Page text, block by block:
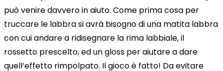
può venire davvero in aiuto. Come prima cosa per
truccare le labbra si avrà bisogno di una matita labbra
con cui andare a ridisegnare la rima labbiale, il
rossetto prescelto, ed un gloss per aiutare a dare
quell’effetto rimpolpato. Il gioco è fatto! Da evitare